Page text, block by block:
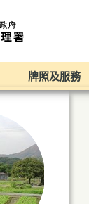
牌照及服務